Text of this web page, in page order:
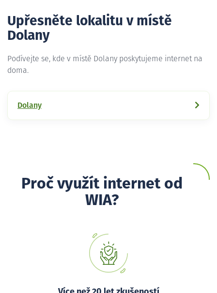
Upřesněte lokalitu v místě
Dolany
Podívejte se, kde v místě Dolany poskytujeme internet na
doma.
Dolany
Proč využít internet od
WIA?